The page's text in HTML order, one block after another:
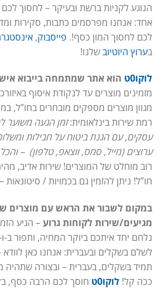
הנוגע לקניות ברשת ובעיקר – לחסוך
אחד: אנחנו מפרסמים כתבות, סקירות
לכם לחסוך המון כסף!. פייסבוק,
בערוץ היוטיובשלנו!
לוקו0ט הוא אתר שמתמחה בייבוא
מזמינים מוצרים עד לנקודת איסוף
מגוון מוצרים מספקים מובחרים בחו”ל,
רמת שירות בינלאומית:
עסקים, עם הגנת ביטוח על חבילות
ערוצים (מייל, סמס, ווצאפ, טלפון) –
רוב מוחלט של המוצרים! שירות אדיב,
חו”ל! ניתן להזמין גם בכמויות /
במקום לשבור את הראש עם מוצרים
מגיעים/שירות לקוחות גרוע– הגיע
נלחם יחד איתכם ביוקר המחיה, ותפור
לשלם בשקלים ובעברית: אנחנו כאן
תמיד בשקלים, בעברית – ובצורה שתהיה
ככה קל! לוקו0ט
חוסך לכם הרבה כסף,